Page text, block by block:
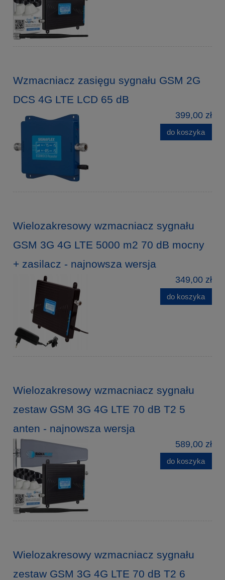
Wzmacniacz zasięgu sygnału GSM 2G
DCS 4G LTE LCD 65 dB
399,00 zł
do koszyka
Wielozakresowy wzmacniacz sygnału
GSM 3G 4G LTE 5000 m2 70 dB mocny
+ zasilacz - najnowsza wersja
349,00 zł
do koszyka
Wielozakresowy wzmacniacz sygnału
zestaw GSM 3G 4G LTE 70 dB T2 5
anten - najnowsza wersja
589,00 zł
do koszyka
Wielozakresowy wzmacniacz sygnału
zestaw GSM 3G 4G LTE 70 dB T2 6